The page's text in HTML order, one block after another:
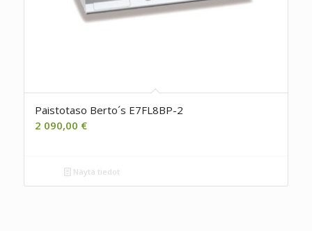
Paistotaso Berto´s E7FL8BP-2
2 090,00 €
Näytä tiedot